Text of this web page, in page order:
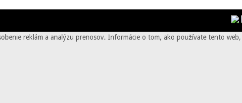
reklám a analýzu prenosov. Informácie o tom, ako používate tento